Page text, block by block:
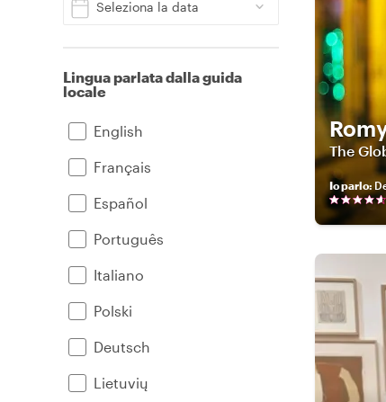
Seleziona la data
Lingua parlata dalla guida
locale
English
Français
Español
Português
Italiano
Polski
Deutsch
Lietuvių
The
Io parlo: